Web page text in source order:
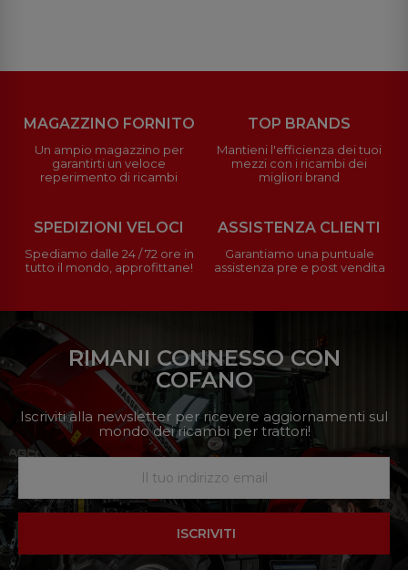
MAGAZZINO FORNITO
Un ampio magazzino per
garantirti un veloce
reperimento di ricambi
TOP BRANDS
Mantieni l'efficienza dei tuoi
mezzi con i ricambi dei
migliori brand
SPEDIZIONI VELOCI
Spediamo dalle 24 / 72 ore in
tutto il mondo, approfittane!
ASSISTENZA CLIENTI
Garantiamo una puntuale
assistenza pre e post vendita
RIMANI CONNESSO CON
COFANO
Iscriviti alla newsletter per ricevere aggiornamenti sul
mondo dei ricambi per trattori!
ISCRIVITI